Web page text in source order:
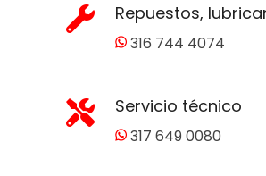
Repuestos,
316 744 4074
Servicio técnico
317 649 0080